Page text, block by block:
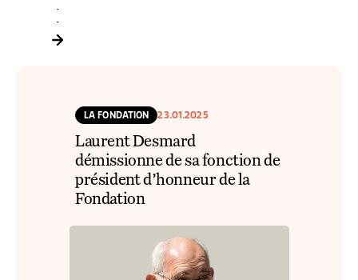
LA PRÉSIDENTE
LA FONDATION 23.01.2025
Laurent Desmard
démissionne de sa fonction de
président d’honneur de la
Fondation